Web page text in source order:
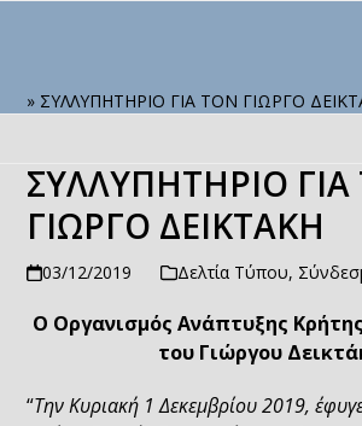
menu
menu
» ΣΥΛΛΥΠΗΤΗΡΙΟ ΓΙΑ ΤΟΝ ΓΙΩΡΓΟ
ΣΥΛΛΥΠΗΤΗΡΙΟ
ΓΙΩΡΓΟ ΔΕΙΚΤΑΚΗ
03/12/2019 Δελτία Τύπου,
Ο Οργανισμός Ανάπτυξης
του Γιώργου
“Tην Κυριακή 1 Δεκεμβρίου 2019,